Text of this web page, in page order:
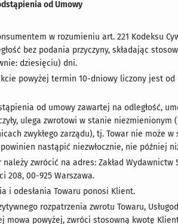
od Umowy
w rozumieniu art. 221 Kodeksu
bez podania przyczyny, składając
dziesięciu) dni.
powyżej termin 10-dniowy liczony jest
od umowy zawartej na odległość,
ulega zwrotowi w stanie niezmienionym
zwykłego zarządu), tj. Towar nie może
nastąpić niezwłocznie, nie później
należy zwrócić na adres: Zakład Wydawnictw
208, 00-925 Warszawa.
i odesłania Towaru ponosi Klient.
rozpatrzenia zwrotu Towaru,
mowa powyżej, zwróci stosowną kwotę